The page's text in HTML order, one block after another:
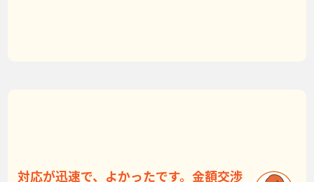
対応が迅速で、よかったです。金額交渉